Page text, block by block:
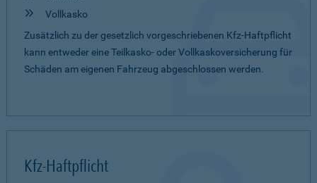
Vollkasko
Zusätzlich zu der gesetzlich vorgeschriebenen Kfz-Haftpflicht
kann entweder eine Teilkasko- oder Vollkaskoversicherung für
Schäden am eigenen Fahrzeug abgeschlossen werden.
Kfz-Haftpflicht